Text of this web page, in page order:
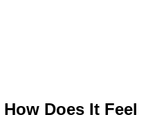
How Does It Feel